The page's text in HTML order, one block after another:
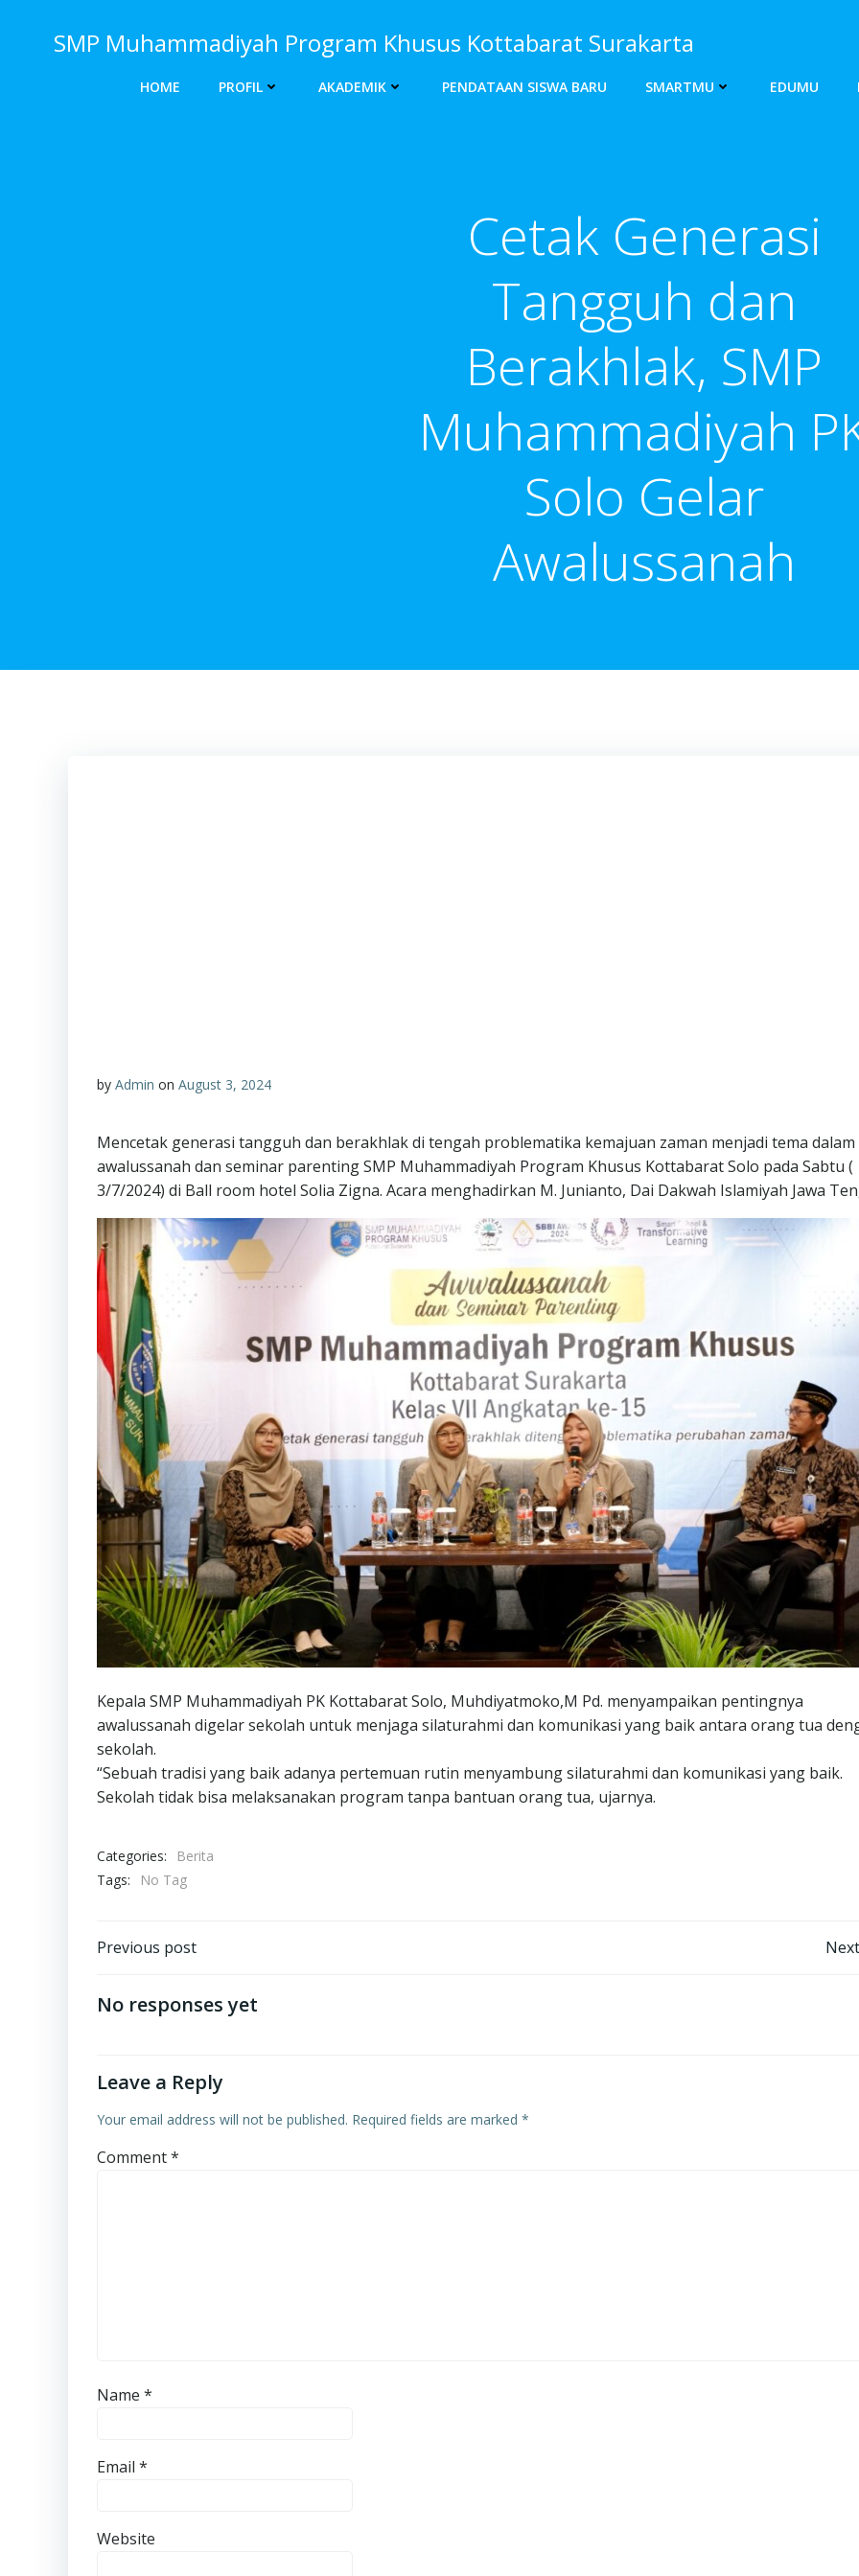
SMP Muhammadiyah Program Khusus Kottabarat Surakarta
HOME PROFIL AKADEMIK PENDATAAN SISWA BARU SMARTMU EDUMU
Cetak Generasi
Tangguh dan
Berakhlak, SMP
Muhammadiyah
Solo Gelar
Awalussanah
by Admin on August 3, 2024
Mencetak generasi tangguh dan berakhlak di tengah problematika kemajuan zaman menjadi tema dalam
awalussanah dan seminar parenting SMP Muhammadiyah Program Khusus Kottabarat Solo pada Sabtu (
3/7/2024) di Ball room hotel Solia Zigna. Acara menghadirkan M. Junianto, Dai Dakwah Islamiyah Jawa
Kepala SMP Muhammadiyah PK Kottabarat Solo, Muhdiyatmoko,M Pd. menyampaikan pentingnya
awalussanah digelar sekolah untuk menjaga silaturahmi dan komunikasi yang baik antara orang tua
sekolah.
“Sebuah tradisi yang baik adanya pertemuan rutin menyambung silaturahmi dan komunikasi yang baik.
Sekolah tidak bisa melaksanakan program tanpa bantuan orang tua, ujarnya.
Categories:
Berita
Tags:
No Tag
Post
navigation
Previous post
No responses yet
Leave a Reply
Your email address will not be published. Required fields are marked *
Comment*
Name *
Email *
Website